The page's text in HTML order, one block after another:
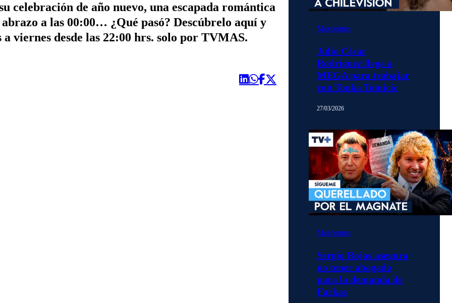
celebración de año nuevo, una escapada romántica
a las 00:00… ¿Qué pasó? Descúbrelo aquí y
a viernes desde las 22:00 hrs. solo por TVMAS.
Momentos
Julio César
Rodríguez llega a
MEGA para trabajar
con Tonka Tomicic
27/03/2026
Momentos
Sergio Rojas asegura
no tener abogado
para la demanda de
Farkas